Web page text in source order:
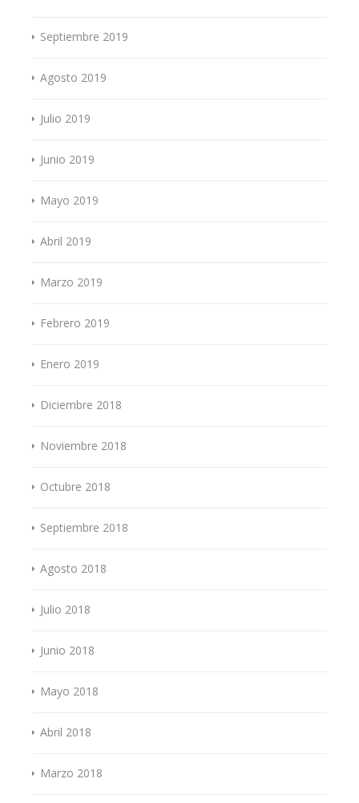
Septiembre 2019
Agosto 2019
Julio 2019
Junio 2019
Mayo 2019
Abril 2019
Marzo 2019
Febrero 2019
Enero 2019
Diciembre 2018
Noviembre 2018
Octubre 2018
Septiembre 2018
Agosto 2018
Julio 2018
Junio 2018
Mayo 2018
Abril 2018
Marzo 2018